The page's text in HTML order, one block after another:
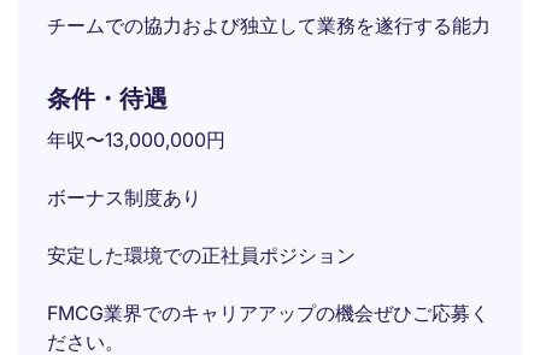
チームでの協力および独立して業務を遂行する能力
条件・待遇
年収〜13,000,000円
ボーナス制度あり
安定した環境での正社員ポジション
FMCG業界でのキャリアアップの機会ぜひご応募く
ださい。